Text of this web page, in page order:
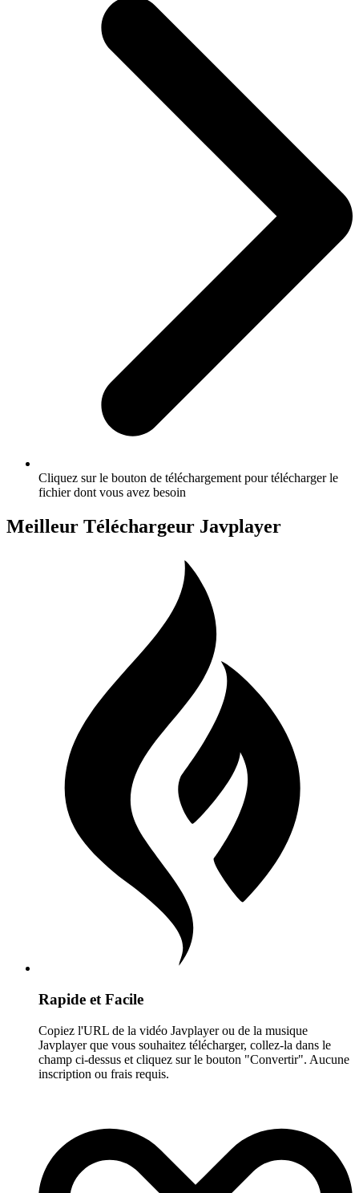
Cliquez sur le bouton de téléchargement pour télécharger le
fichier dont vous avez besoin
Meilleur Téléchargeur Javplayer
Rapide et Facile
Copiez l'URL de la vidéo Javplayer ou de la musique
Javplayer que vous souhaitez télécharger, collez-la dans le
champ ci-dessus et cliquez sur le bouton "Convertir". Aucune
inscription ou frais requis.